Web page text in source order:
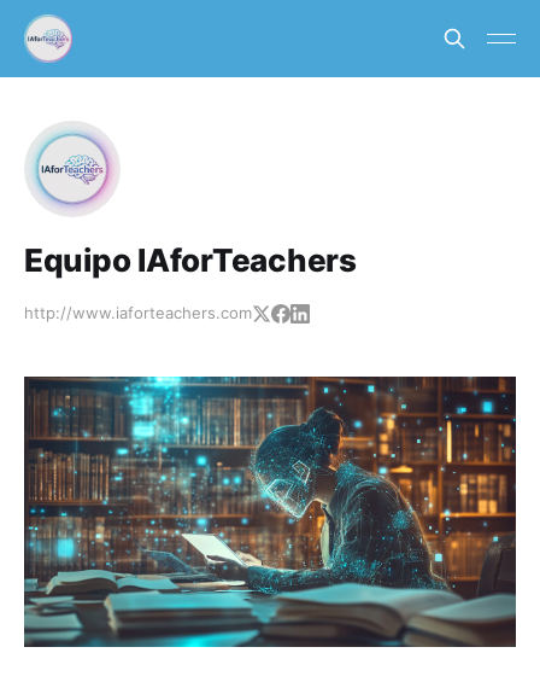
Equipo IAforTeachers
http://www.iaforteachers.com